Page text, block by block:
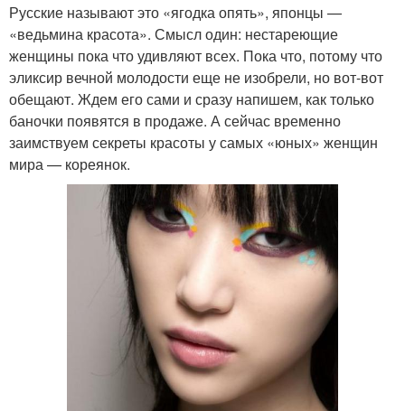
Русские называют это «ягодка опять», японцы —
«ведьмина красота». Смысл один: нестареющие
женщины пока что удивляют всех. Пока что, потому что
эликсир вечной молодости еще не изобрели, но вот-вот
обещают. Ждем его сами и сразу напишем, как только
баночки появятся в продаже. А сейчас временно
заимствуем секреты красоты у самых «юных» женщин
мира — кореянок.